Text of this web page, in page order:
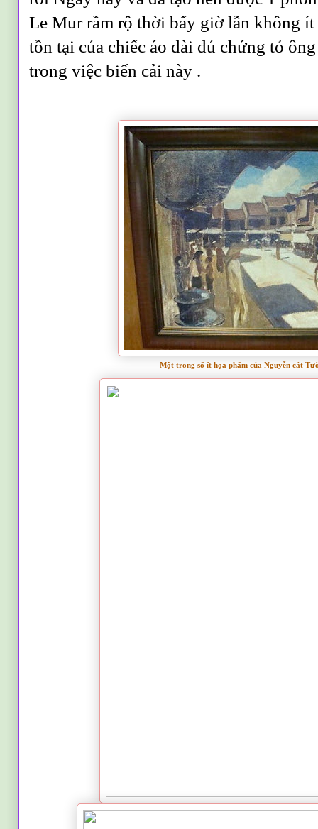
Le Mur rầm rộ thời bấy giờ lẫn không
tồn tại của chiếc áo dài đủ chứng tỏ
trong việc biến cải này .
Một trong số ít họa phẩm của Nguyễn cát